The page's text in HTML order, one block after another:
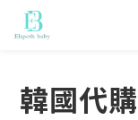
韓國代